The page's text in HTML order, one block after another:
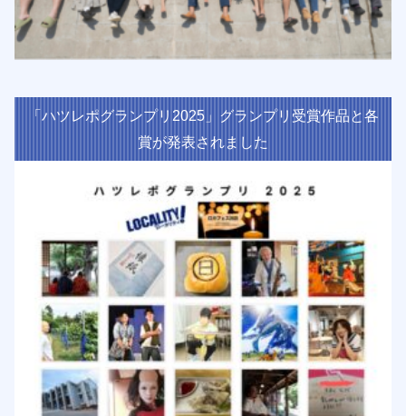
「ハツレポグランプリ2025」グランプリ受賞作品と各
賞が発表されました